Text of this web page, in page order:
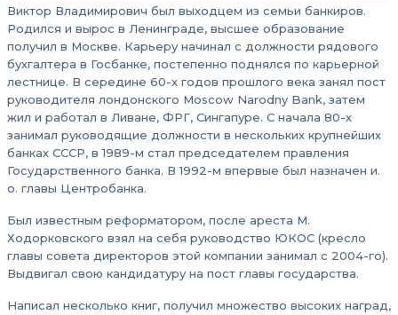
Виктор Владимирович был выходцем из семьи банкиров.
Родился и вырос в Ленинграде, высшее образование
получил в Москве. Карьеру начинал с должности рядового
бухгалтера в Госбанке, постепенно поднялся по карьерной
лестнице. В середине 60-х годов прошлого века занял пост
руководителя лондонского Moscow Narodny Bank, затем
жил и работал в Ливане, ФРГ, Сингапуре. С начала 80-х
занимал руководящие должности в нескольких крупнейших
банках СССР, в 1989-м стал председателем правления
Государственного банка. В 1992-м впервые был назначен и.
о. главы Центробанка.
Был известным реформатором, после ареста М.
Ходорковского взял на себя руководство ЮКОС (кресло
главы совета директоров этой компании занимал с 2004-го).
Выдвигал свою кандидатуру на пост главы государства.
Написал несколько книг, получил множество высоких наград,